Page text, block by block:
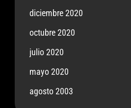
diciembre 2020
octubre 2020
julio 2020
mayo 2020
agosto 2003